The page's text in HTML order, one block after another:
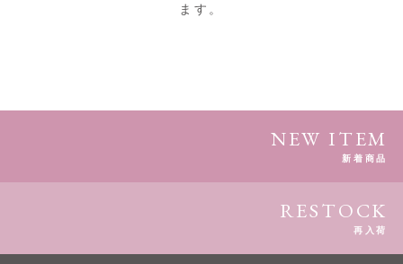
ます。
NEW ITEM
新着商品
RESTOCK
再入荷